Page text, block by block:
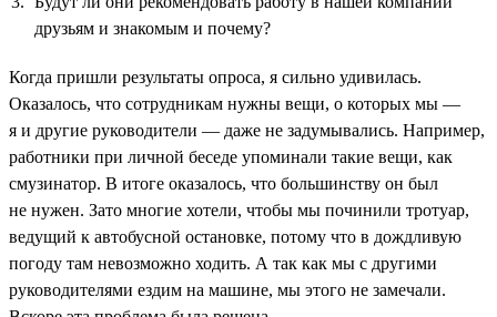
друзьям и знакомым и почему?
Когда пришли результаты опроса, я сильно удивилась.
Оказалось, что сотрудникам нужны вещи, о которых мы —
я и другие руководители — даже не задумывались. Например,
работники при личной беседе упоминали такие вещи, как
смузинатор. В итоге оказалось, что большинству он был
не нужен. Зато многие хотели, чтобы мы починили тротуар,
ведущий к автобусной остановке, потому что в дождливую
погоду там невозможно ходить. А так как мы с другими
руководителями ездим на машине, мы этого не замечали.